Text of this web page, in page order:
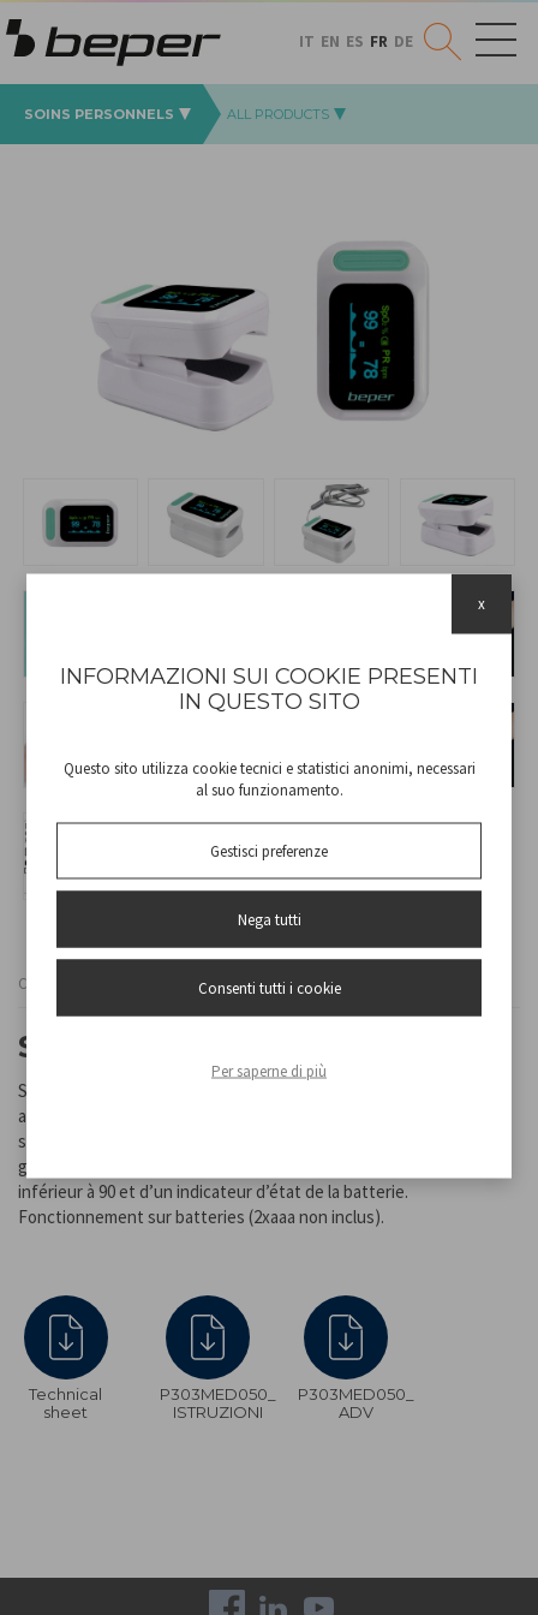
IT EN ES FR DE
SOINS PERSONNELS ALL PRODUCTS
Cod
SATUROMÈTRE DU DOIGT
Saturomètre à doigt simple à utiliser, grâce à l’allumage et à l’arrêt
automatiques, il est capable de détecter avec précision l’indice de
saturation du sang (Spo2) et la fréquence cardiaque. Doté d’un
grand écran LED, d’une alarme avec un niveau de saturation
inférieur à 90 et d’un indicateur d’état de la batterie.
Fonctionnement sur batteries (2xaaa non inclus).
Technical
sheet
P303MED050_
ISTRUZIONI
P303MED050_
ADV
INFORMAZIONI SUI COOKIE PRESENTI
IN QUESTO SITO
Questo sito utilizza cookie tecnici e statistici anonimi, necessari
al suo funzionamento.
Gestisci preferenze
Nega tutti
Consenti tutti i cookie
Per saperne di più
x